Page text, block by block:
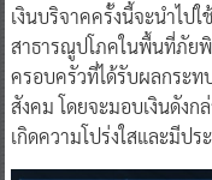
เงินบริจาคครั้งนี้จะนำไป
สาธารณูปโภคในพื้นที่ภัย
ครอบครัวที่ได้รับผลกระท
สังคม โดยจะมอบเงินดังก
เกิดความโปร่งใสและมีป